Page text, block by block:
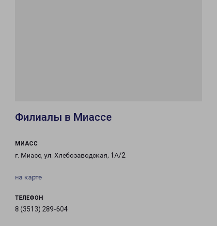
Филиалы в Миассе
МИАСС
г. Миасс, ул. Хлебозаводская, 1А/2
на карте
ТЕЛЕФОН
8 (3513) 289-604